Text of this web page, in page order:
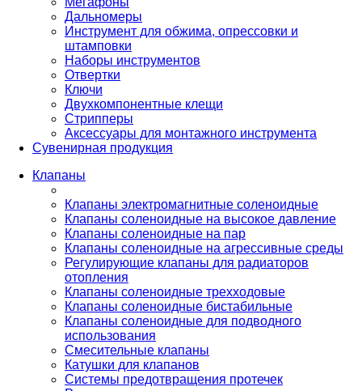
Дальномеры
Инструмент для обжима, опрессовки и
штамповки
Наборы инструментов
Отвертки
Ключи
Двухкомпонентные клещи
Стрипперы
Аксессуары для монтажного инструмента
Сувенирная продукция
Клапаны
Клапаны электромагнитные соленоидные
Клапаны соленоидные на высокое давление
Клапаны соленоидные на пар
Клапаны соленоидные на агрессивные среды
Регулирующие клапаны для радиаторов
отопления
Клапаны соленоидные трехходовые
Клапаны соленоидные бистабильные
Клапаны соленоидные для подводного
использования
Смесительные клапаны
Катушки для клапанов
Системы предотвращения протечек